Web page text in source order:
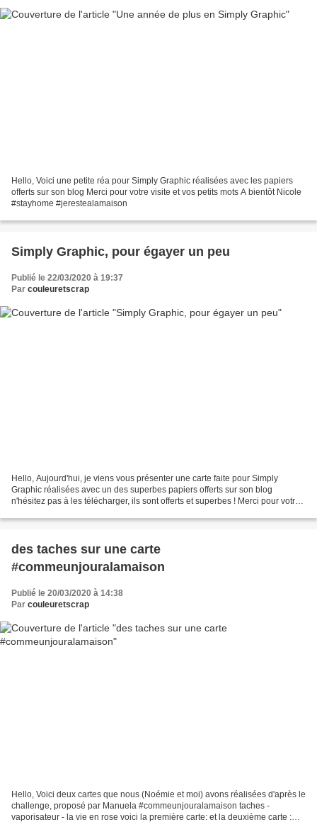
Hello, Voici une petite réa pour Simply Graphic réalisées avec les papiers
offerts sur son blog Merci pour votre visite et vos petits mots A bientôt Nicole
#stayhome #jerestealamaison
Simply Graphic, pour égayer un peu
Publié le 22/03/2020 à 19:37
Par couleuretscrap
Hello, Aujourd'hui, je viens vous présenter une carte faite pour Simply
Graphic réalisées avec un des superbes papiers offerts sur son blog
n'hésitez pas à les télécharger, ils sont offerts et superbes ! Merci pour votre
des taches sur une carte
#commeunjouralamaison
Publié le 20/03/2020 à 14:38
Par couleuretscrap
Hello, Voici deux cartes que nous (Noémie et moi) avons réalisées d'après le
challenge, proposé par Manuela #commeunjouralamaison taches -
vaporisateur - la vie en rose voici la première carte: et la deuxième carte :